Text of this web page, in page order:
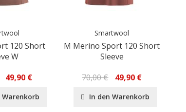
120 Short
W
49,90 €
Warenkorb
Smartwool
M Merino Sport 120 Short
Sleeve
70,00 €
49,90 €
In den Warenkorb